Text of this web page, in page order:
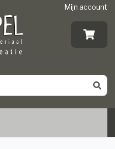
Mijn account